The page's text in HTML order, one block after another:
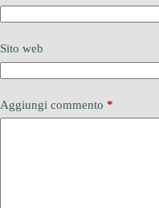
Sito web
Aggiungi commento *